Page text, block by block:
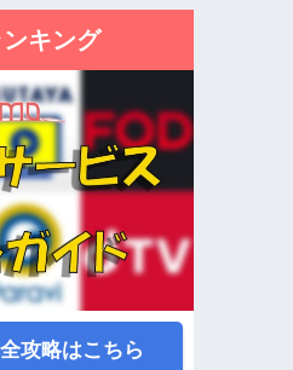
キング
攻略はこちら